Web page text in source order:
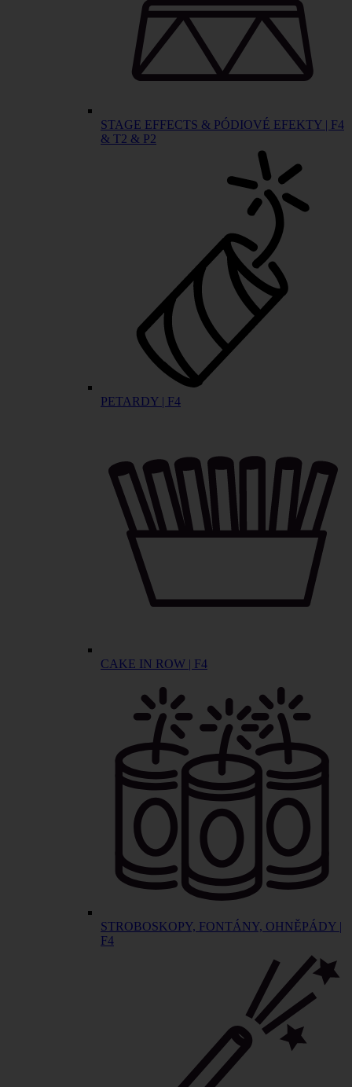
STAGE EFFECTS & PÓDIOVÉ EFEKTY | F4
& T2 & P2
PETARDY | F4
CAKE IN ROW | F4
STROBOSKOPY, FONTÁNY, OHNĚPÁDY |
F4